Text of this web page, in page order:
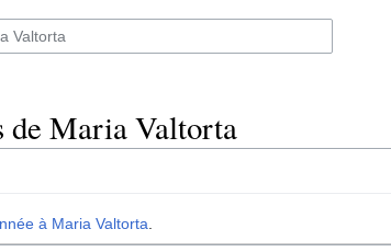
de Maria Valtorta
à Maria Valtorta